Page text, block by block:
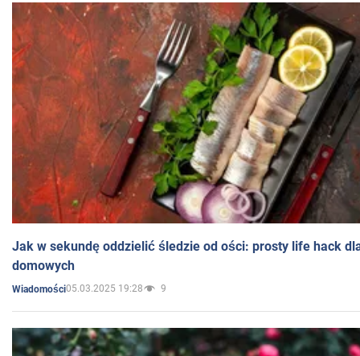
Jak w sekundę oddzielić śledzie od ości: prosty life hack
domowych
Wiadomości05.03.2025 19:28 9